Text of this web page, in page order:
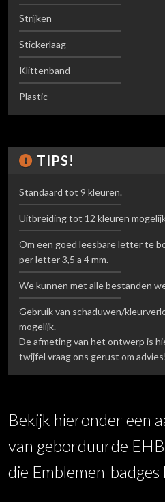
Strijken
Stickerlaag
Klittenband
Plastic
TIPS!
Standaard tot 9 kleuren.
Uitbreiding tot 12 kleuren
Om een goed leesbare letter te
per letter 3,5 a 4 mm.
We kunnen met alle bestanden
Gebruik van schaduwen/
mogelijk.
De afmeting van het ontwerp is
twijfel vraag ons gerust om advies!
Bekijk hieronder een
van geborduurde
die Emblemen-